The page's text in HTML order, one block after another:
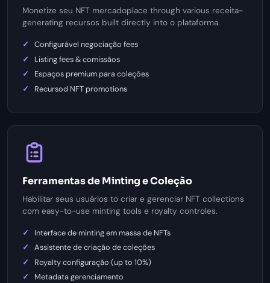
Monetize seu NFT mercadoplace through various receita-
generating recursos built directly into o plataforma.
Configurável negociação fees
Listing fees & comissãos
Espaços premium para coleções
Recursod NFT promotions
Ferramentas de Minting e Coleção
Habilitar seus usuários to criar e gerenciar NFT collections
com easy-to-use minting tools e royalty controles.
Interface de minting em massa de NFTs
Assistente de criação de coleções
Royalty configuração (up to 10%)
Metadata gerenciamento